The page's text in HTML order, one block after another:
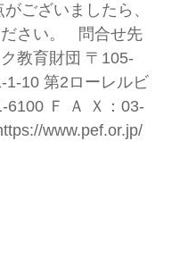
ございましたら、
さい。 問合せ先
教育財団 〒105-
1-10 第2ローレルビ
6100 Ｆ Ａ Ｘ：03-
www.pef.or.jp/